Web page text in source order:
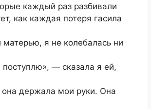
каждый раз разбивали
как каждая потеря гасила
матерью, я не колебалась ни
поступлю», — сказала я ей,
она держала мои руки. Она